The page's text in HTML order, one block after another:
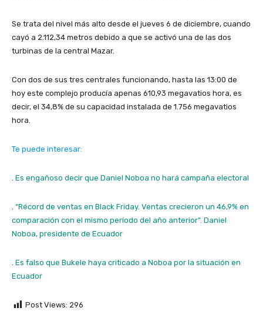
Se trata del nivel más alto desde el jueves 6 de diciembre, cuando
cayó a 2.112,34 metros debido a que se activó una de las dos
turbinas de la central Mazar.
Con dos de sus tres centrales funcionando, hasta las 13:00 de
hoy este complejo producía apenas 610,93 megavatios hora, es
decir, el 34,8% de su capacidad instalada de 1.756 megavatios
hora.
Te puede interesar:
Es engañoso decir que Daniel Noboa no hará campaña electoral
“Récord de ventas en Black Friday. Ventas crecieron un 46,9% en
comparación con el mismo período del año anterior”. Daniel
Noboa, presidente de Ecuador
Es falso que Bukele haya criticado a Noboa por la situación en
Ecuador
Post Views: 296